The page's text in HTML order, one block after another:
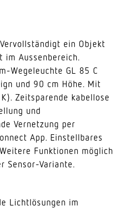
ein Objekt
Aussenbereich.
Wegeleuchte GL 85 C
und 90 cm Höhe. Mit
Zeitsparende kabellose
und
Vernetzung per
App. Einstellbares
Funktionen möglich
Sensor-Variante.
Lichtlösungen im